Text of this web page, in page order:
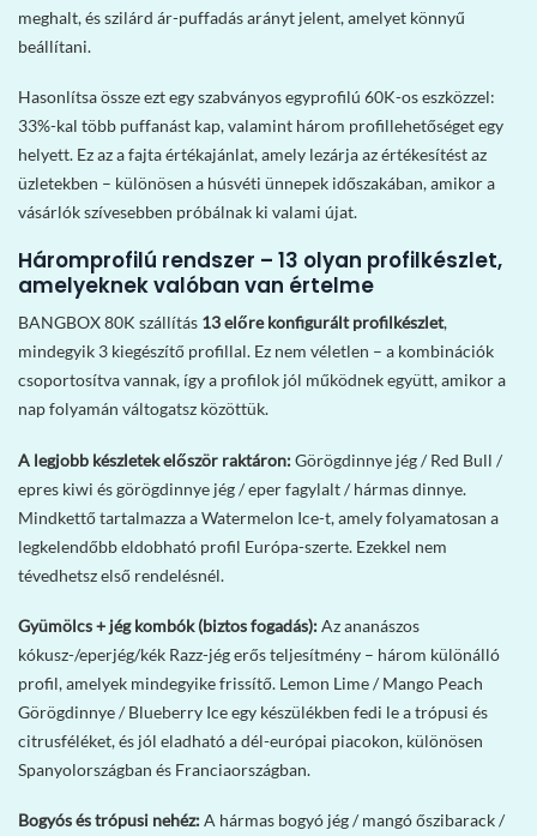
meghalt, és szilárd ár-puffadás arányt jelent, amelyet könnyű
beállítani.
Hasonlítsa össze ezt egy szabványos egyprofilú 60K-os eszközzel:
33%-kal több puffanást kap, valamint három profillehetőséget egy
helyett. Ez az a fajta értékajánlat, amely lezárja az értékesítést az
üzletekben – különösen a húsvéti ünnepek időszakában, amikor a
vásárlók szívesebben próbálnak ki valami újat.
Háromprofilú rendszer – 13 olyan profilkészlet,
amelyeknek valóban van értelme
BANGBOX 80K szállítás 13 előre konfigurált profilkészlet,
mindegyik 3 kiegészítő profillal. Ez nem véletlen – a kombinációk
csoportosítva vannak, így a profilok jól működnek együtt, amikor a
nap folyamán váltogatsz közöttük.
A legjobb készletek először raktáron:Görögdinnye jég / Red Bull /
epres kiwi és görögdinnye jég / eper fagylalt / hármas dinnye.
Mindkettő tartalmazza a Watermelon Ice-t, amely folyamatosan a
legkelendőbb eldobható profil Európa-szerte. Ezekkel nem
tévedhetsz első rendelésnél.
Gyümölcs + jég kombók (biztos fogadás):Az ananászos
kókusz-/eperjég/kék Razz-jég erős teljesítmény – három különálló
profil, amelyek mindegyike frissítő. Lemon Lime / Mango Peach
Görögdinnye / Blueberry Ice egy készülékben fedi le a trópusi és
citrusféléket, és jól eladható a dél-európai piacokon, különösen
Spanyolországban és Franciaországban.
Bogyós és trópusi nehéz:A hármas bogyó jég / mangó őszibarack /